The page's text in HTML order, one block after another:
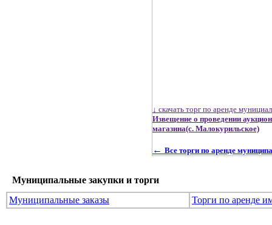
↓ скачать торг по аренде
Извещение о проведении
магазина(с. Малокурильское)
← Все торги по аренде
Муниципальные закупки и торги
Муниципальные заказы
Торги по аренде